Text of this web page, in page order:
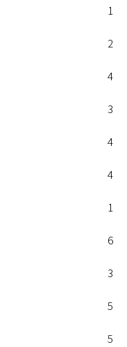
1
2
4
3
4
4
1
6
3
5
5